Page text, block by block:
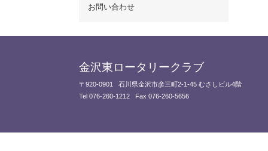
お問い合わせ
金沢東ロータリークラブ
〒920-0901
石川県金沢市彦三町2-1-45 むさしビル4階
Tel 076-260-1212
Fax 076-260-5656